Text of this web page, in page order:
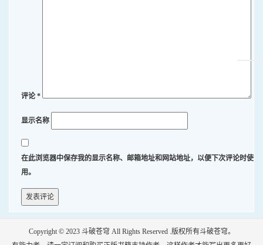
评论*
显示名称
在此浏览器中保存我的显示名称、邮箱地址和网站地址，以便下次评论时使
用。
Copyright © 2023 斗破苍穹 All Rights Reserved .版权所有斗破苍穹。